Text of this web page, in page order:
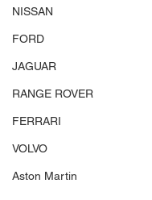
NISSAN
FORD
JAGUAR
RANGE ROVER
FERRARI
VOLVO
Aston Martin